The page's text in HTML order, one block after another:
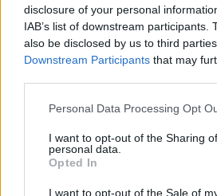
disclosure of your personal
IAB’s list of downstream participants.
also be disclosed by us to third
Downstream Participants that may
Please note that this website/app
not limited to your visit or usage
grant or deny consent to Google and
use your data for below specified
consent section.
Personal Data Processing Opt
I want to opt-out of the Sharing
personal data.
Opted In
I want to opt-out of the Sale of
összevetésben a fogyasztói árak,
már csökkent.